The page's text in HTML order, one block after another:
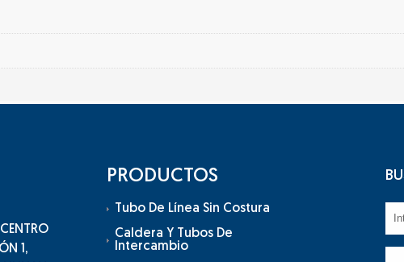
1,
PRODUCTOS
Tubo De Línea Sin Costura
Caldera Y Tubos De
Intercambio